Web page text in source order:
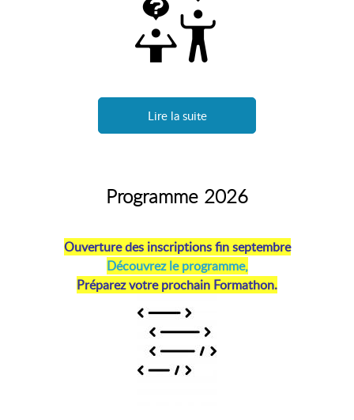
Lire la suite
Programme 2026
Ouverture des inscriptions fin septembre
Découvrez le programme,
Préparez votre prochain Formathon.